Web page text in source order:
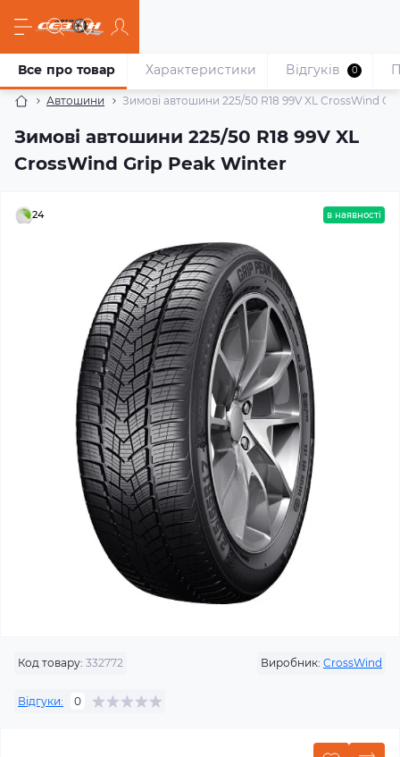
Автошини Зимові автошини 225/50 R18 99V XL CrossWind
Зимові автошини 225/50 R18 99V XL
CrossWind Grip Peak Winter
Все про товар Характеристики Відгуків 0
24 в наявності
Код товару: 332772 Виробник: CrossWind
Відгуки: 0